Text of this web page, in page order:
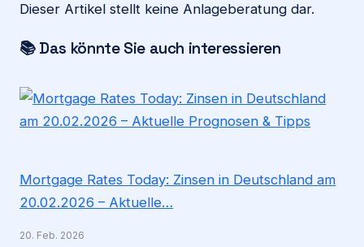
Dieser Artikel stellt keine Anlageberatung dar.
📚 Das könnte Sie auch interessieren
Mortgage Rates Today: Zinsen in Deutschland am
20.02.2026 – Aktuelle…
20. Feb. 2026